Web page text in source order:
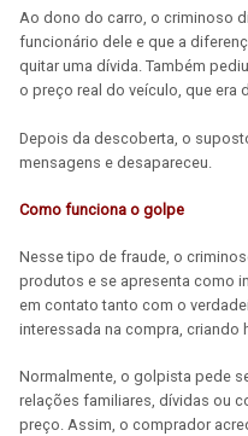
Ao dono do carro, o criminoso
funcionário dele e que a
quitar uma dívida. Também
o preço real do veículo, que era
Depois da descoberta, o
mensagens e desapareceu.
Como funciona o golpe
Nesse tipo de fraude, o
produtos e se apresenta como
em contato tanto com o
interessada na compra, criando
Normalmente, o golpista pede
relações familiares, dívidas ou
preço. Assim, o comprador